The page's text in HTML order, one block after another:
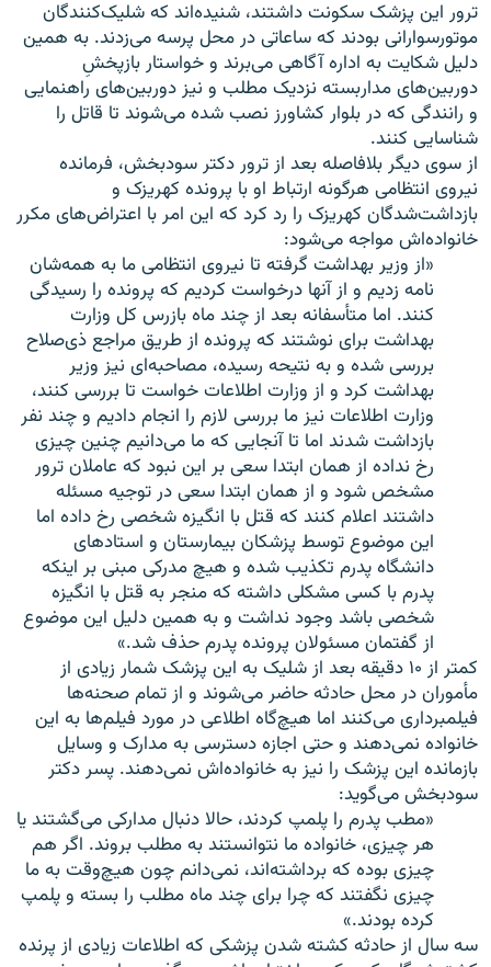
ترور این پزشک سکونت داشتند، شنیده‌اند که شلیک‌کنندگان
موتورسوارانی بودند که ساعاتی در محل پرسه می‌زدند. به همین
دلیل شکایت به اداره آگاهی می‌برند و خواستار بازپخشِ
دوربین‌های مداربسته نزدیک مطلب و نیز دوربین‌های راهنمایی
و رانندگی که در بلوار کشاورز نصب شده می‌شوند تا قاتل را
شناسایی کنند.
از سوی دیگر بلافاصله بعد از ترور دکتر سودبخش، فرمانده
نیروی انتظامی هرگونه ارتباط او با پرونده کهریزک و
بازداشت‌شدگان کهریزک را رد کرد که این امر با اعتراض‌های مکرر
خانواده‌اش مواجه می‌شود:
«از وزیر بهداشت گرفته تا نیروی انتظامی ما به همه‌شان
نامه زدیم و از آنها درخواست کردیم که پرونده را رسیدگی
کنند. اما متأسفانه بعد از چند ماه بازرس کل وزارت
بهداشت برای نوشتند که پرونده از طریق مراجع ذی‌صلاح
بررسی شده و به نتیحه رسیده، مصاحبه‌ای نیز وزیر
بهداشت کرد و از وزارت اطلاعات خواست تا بررسی کنند،
وزارت اطلاعات نیز ما بررسی لازم را انجام دادیم و چند نفر
بازداشت شدند اما تا آنجایی که ما می‌دانیم چنین چیزی
رخ نداده از همان ابتدا سعی بر این نبود که عاملان ترور
مشخص شود و از همان ابتدا سعی در توجیه مسئله
داشتند اعلام کنند که قتل با انگیزه شخصی رخ داده اما
این موضوع توسط پزشکان بیمارستان و استادهای
دانشگاه پدرم تکذیب شده و هیچ مدرکی مبنی بر اینکه
پدرم با کسی مشکلی داشته که منجر به قتل با انگیزه
شخصی باشد وجود نداشت و به همین دلیل این موضوع
از گفتمان مسئولان پرونده پدرم حذف شد.»
کمتر از ۱۰ دقیقه بعد از شلیک به این پزشک شمار زیادی از
مأموران در محل حادثه حاضر می‌شوند و از تمام صحنه‌ها
فیلمبرداری می‌کنند اما هیچ‌گاه اطلاعی در مورد فیلم‌ها به این
خانواده نمی‌دهند و حتی اجازه دسترسی به مدارک و وسایل
بازمانده این پزشک را نیز به خانواده‌اش نمی‌دهند. پسر دکتر
سودبخش می‌گوید:
«مطب پدرم را پلمپ کردند، حالا دنبال مدارکی می‌گشتند یا
هر چیزی، خانواده ما نتوانستند به مطلب بروند. اگر هم
چیزی بوده که برداشته‌اند، نمی‌دانم چون هیچ‌وقت به ما
چیزی نگفتند که چرا برای چند ماه مطلب را بسته و پلمپ
کرده بودند.»
سه سال از حادثه کشته شدن پزشکی که اطلاعات زیادی از پرنده